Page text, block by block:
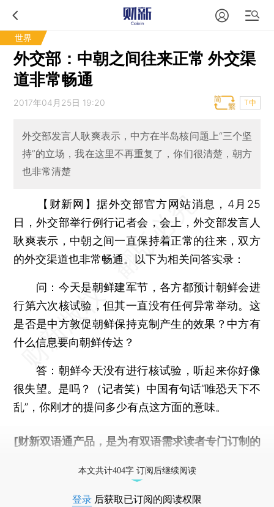
世界
外交部：中朝之间往来正常 外交渠
道非常畅通
2017年04月25日 19:20 T中
外交部发言人耿爽表示，中方在半岛核问题上“三个坚
持”的立场，我在这里不再重复了，你们很清楚，朝方
也非常清楚
【财新网】据外交部官方网站消息，4月25
日，外交部举行例行记者会，会上，外交部发言人
耿爽表示，中朝之间一直保持着正常的往来，双方
的外交渠道也非常畅通。以下为相关问答实录：
问： 今天是朝鲜建军节，各方都预计朝鲜会进
行第六次核试验，但其一直没有任何异常举动。这
是否是中方敦促朝鲜保持克制产生的效果？中方有
什么信息要向朝鲜传达？
答： 朝鲜今天没有进行核试验，听起来你好像
很失望。是吗？（记者笑）中国有句话“唯恐天下不
乱”，你刚才的提问多少有点这方面的意味。
[财新双语通产品，是为有双语需求读者专门订制的
本文共计404字 订阅后继续阅读
登录 后获取已订阅的阅读权限